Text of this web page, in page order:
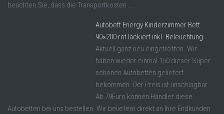
beachten Sie, dass die Transportkosten ...
Autobett Energy Kinderzimmer Bett
90×200 rot lackiert inkl. Beleuchtung
Aktuell ganz neu eingetroffen. Wir
haben wieder einmal 150 dieser Super
schönen Autobetten geliefert
bekommen. Der Preis ist unschlagbar.
Ab 79Euro können Händler diese
Autobetten bei uns bestellen. Wir beliefern direkt an Ihre Endkunden